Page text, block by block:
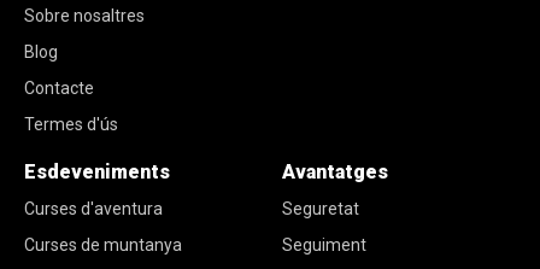
Sobre nosaltres
Blog
Contacte
Termes d'ús
Esdeveniments
Curses d'aventura
Curses de muntanya
Avantatges
Seguretat
Seguiment